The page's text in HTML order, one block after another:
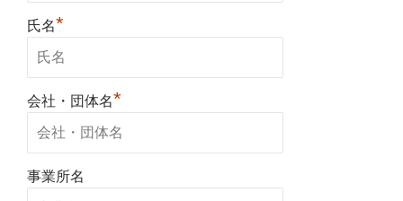
氏名*
会社・団体名*
事業所名